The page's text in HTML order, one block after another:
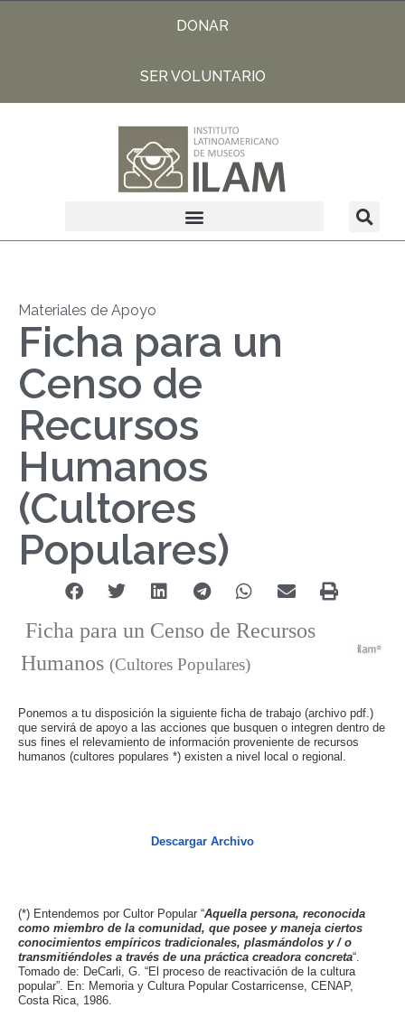
DONAR
SER VOLUNTARIO
Materiales de Apoyo
Ficha para un
Censo de
Recursos
Humanos
(Cultores
Populares)
Ficha para un Censo de Recursos
Humanos (Cultores Populares)
Ponemos a tu disposición la siguiente ficha de trabajo (archivo pdf.)
que servirá de apoyo a las acciones que busquen o integren dentro de
sus fines el relevamiento de información proveniente de recursos
humanos (cultores populares *) existen a nivel local o regional.
Descargar Archivo
(*) Entendemos por Cultor Popular “Aquella persona, reconocida
como miembro de la comunidad, que posee y maneja ciertos
conocimientos empíricos tradicionales, plasmándolos y / o
transmitiéndoles a través de una práctica creadora concreta“.
Tomado de: DeCarli, G. “El proceso de reactivación de la cultura
popular”. En: Memoria y Cultura Popular Costarricense, CENAP,
Costa Rica, 1986.